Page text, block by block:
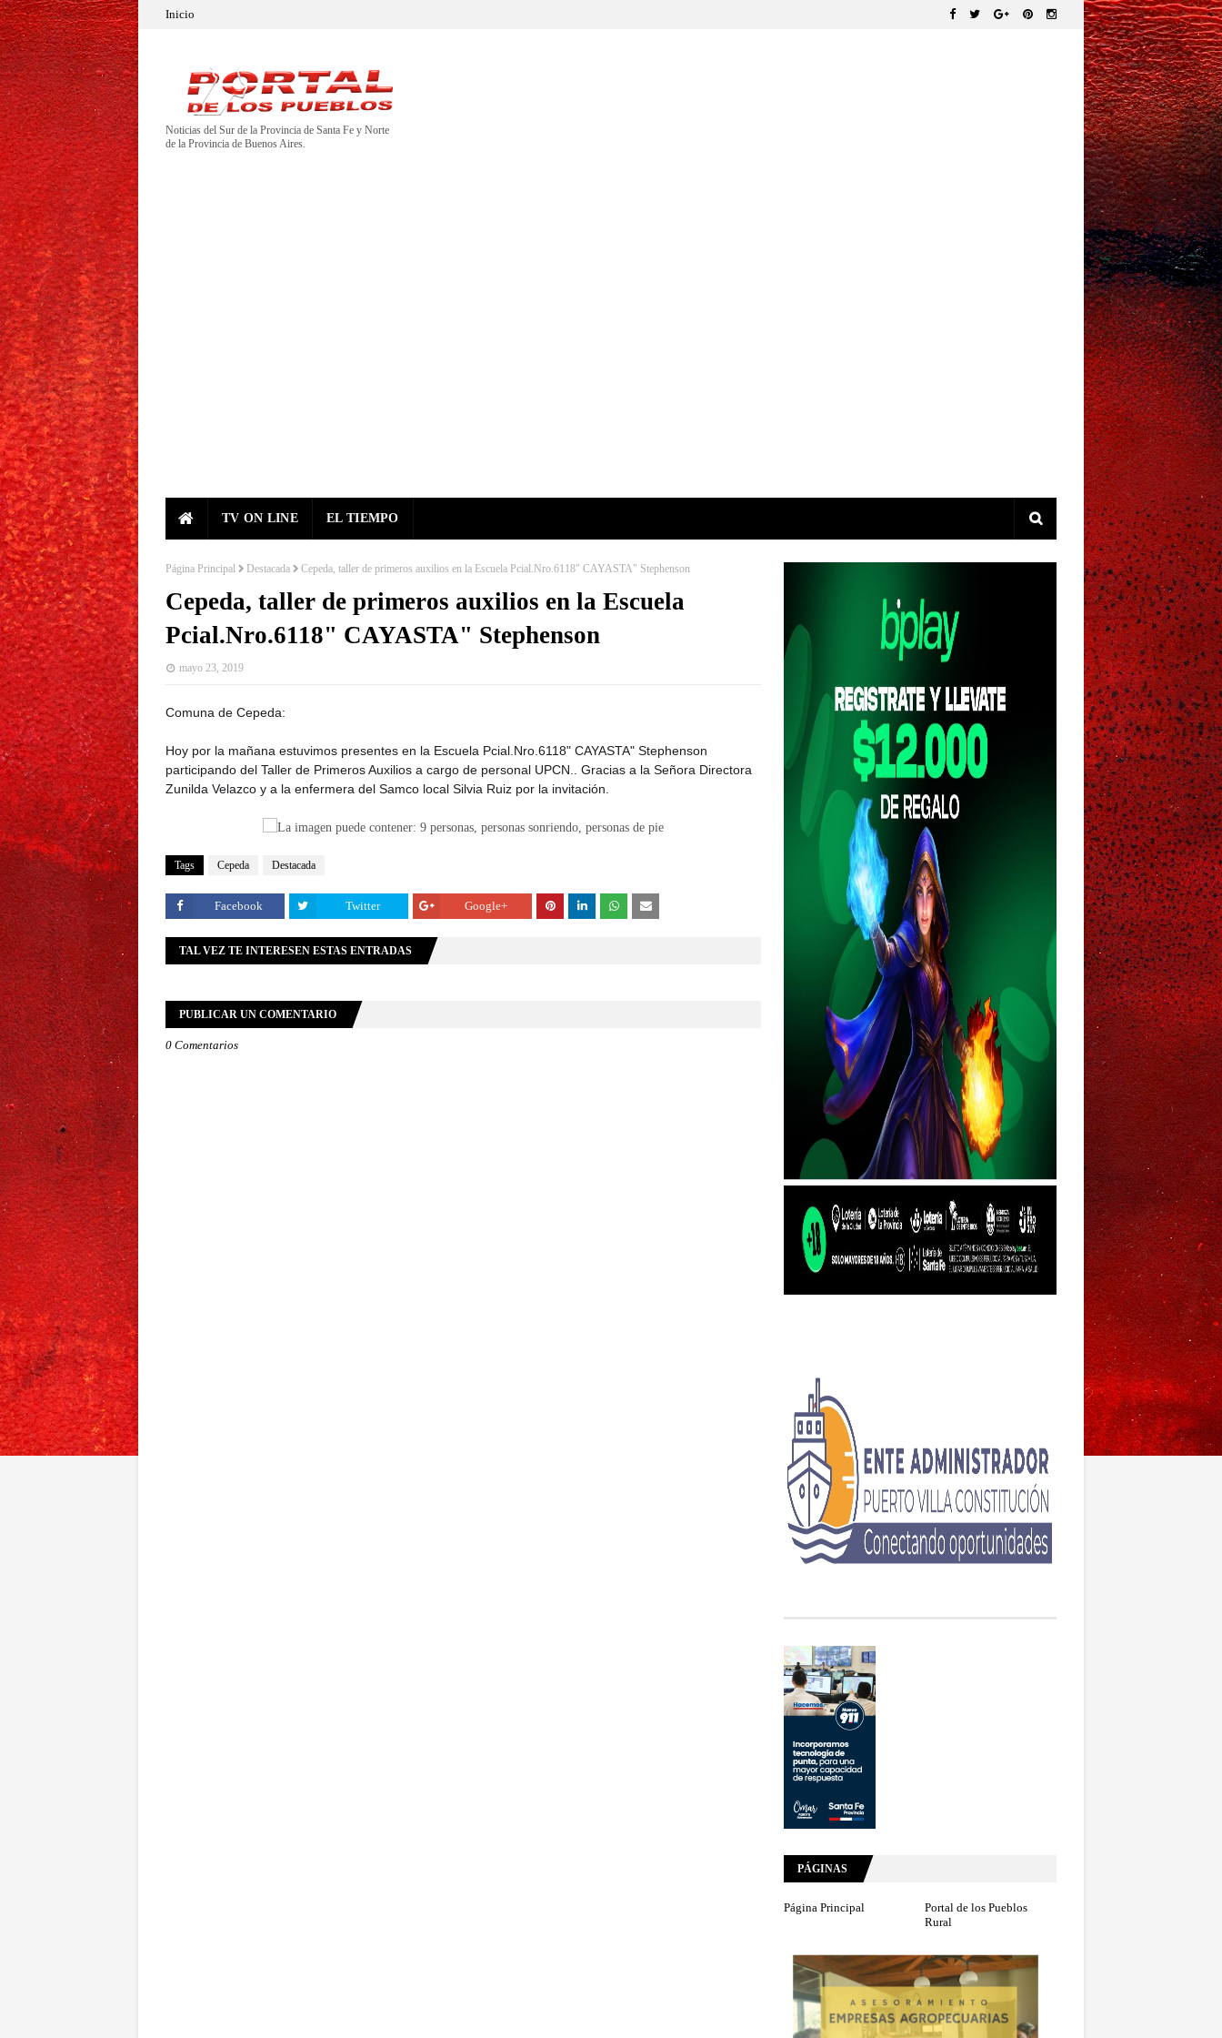
Inicio
Noticias del Sur de la Provincia de Santa Fe y Norte
de la Provincia de Buenos Aires.
TV ON LINE EL TIEMPO
Página Principal Destacada Cepeda, taller de primeros auxilios en la Escuela Pcial.Nro.6118" CAYASTA" Stephenson
Cepeda, taller de primeros auxilios en la Escuela
Pcial.Nro.6118" CAYASTA" Stephenson
mayo 23, 2019
Comuna de Cepeda:
Hoy por la mañana estuvimos presentes en la Escuela Pcial.Nro.6118" CAYASTA" Stephenson
participando del Taller de Primeros Auxilios a cargo de personal UPCN.. Gracias a la Señora Directora
Zunilda Velazco y a la enfermera del Samco local Silvia Ruiz por la invitación.
Tags Cepeda Destacada
Facebook Twitter Google+
TAL VEZ TE INTERESEN ESTAS ENTRADAS
PUBLICAR UN COMENTARIO
0 Comentarios
PÁGINAS
Página Principal
Portal de los Pueblos
Rural